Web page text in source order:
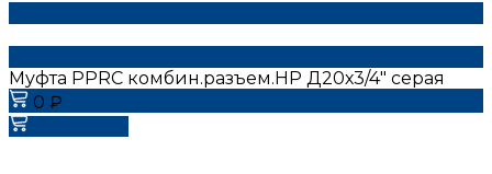
Муфта РРRC комбин.разъем.НР Д20х3/4" серая
0 ₽